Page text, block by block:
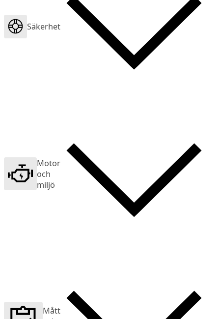
Säkerhet
Motor
och
miljö
Mått